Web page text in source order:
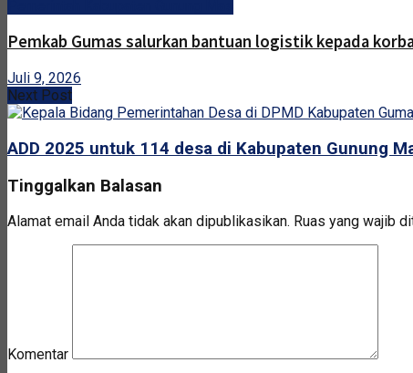
Pemkab Gumas salurkan bantuan logistik kepada
Juli 9, 2026
Next Post
ADD 2025 untuk 114 desa di Kabupaten Gunung
Tinggalkan Balasan
Alamat email Anda tidak akan dipublikasikan. Ruas yang wajib
Komentar